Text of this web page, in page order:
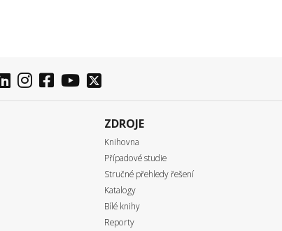
ZDROJE
Knihovna
Případové studie
Stručné přehledy řešení
Katalogy
Bílé knihy
Reporty